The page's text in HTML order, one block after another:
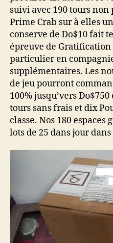
suivi avec 190 tours non
Prime Crab sur à elles
conserve de Do$10 fait
épreuve de
particulier en
supplémentaires. Les
de jeu pourront
100% jusqu’vers
tours sans frais et dix
classe. Nos 180 espaces
lots de 25 dans jour